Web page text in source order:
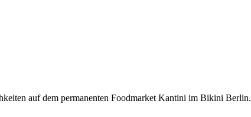
auf dem permanenten Foodmarket Kantini im Bikini Berlin.